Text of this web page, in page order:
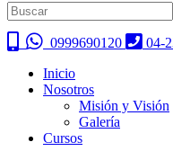
0999690120
04-
Inicio
Nosotros
Misión y Visión
Galería
Cursos